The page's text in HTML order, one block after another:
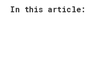
In this article: